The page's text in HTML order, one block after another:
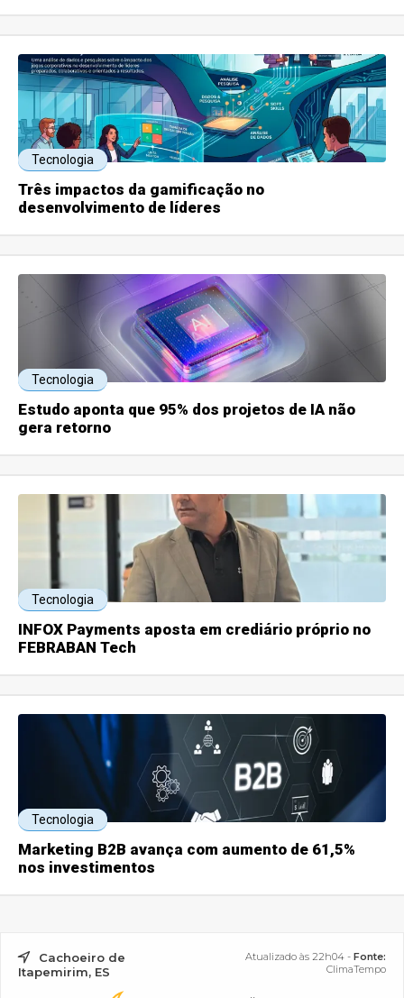
Tecnologia
Três impactos da gamificação no
desenvolvimento de líderes
Tecnologia
Estudo aponta que 95% dos projetos de IA não
gera retorno
Tecnologia
INFOX Payments aposta em crediário próprio no
FEBRABAN Tech
Tecnologia
Marketing B2B avança com aumento de 61,5%
nos investimentos
Cachoeiro de
Itapemirim, ES
Atualizado às 22h04 - Fonte:
ClimaTempo